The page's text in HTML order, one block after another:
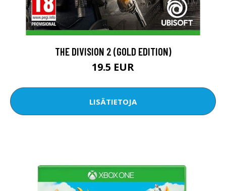
THE DIVISION 2 (GOLD EDITION)
19.5 EUR
LISÄTIETOJA